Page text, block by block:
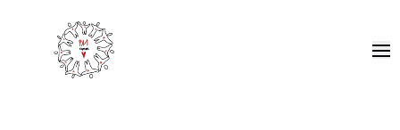
Pa1 - Together for Africa